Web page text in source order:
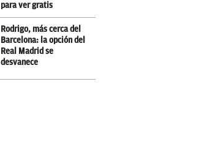
para ver gratis
Rodrigo, más cerca del
Barcelona: la opción del
Real Madrid se
desvanece